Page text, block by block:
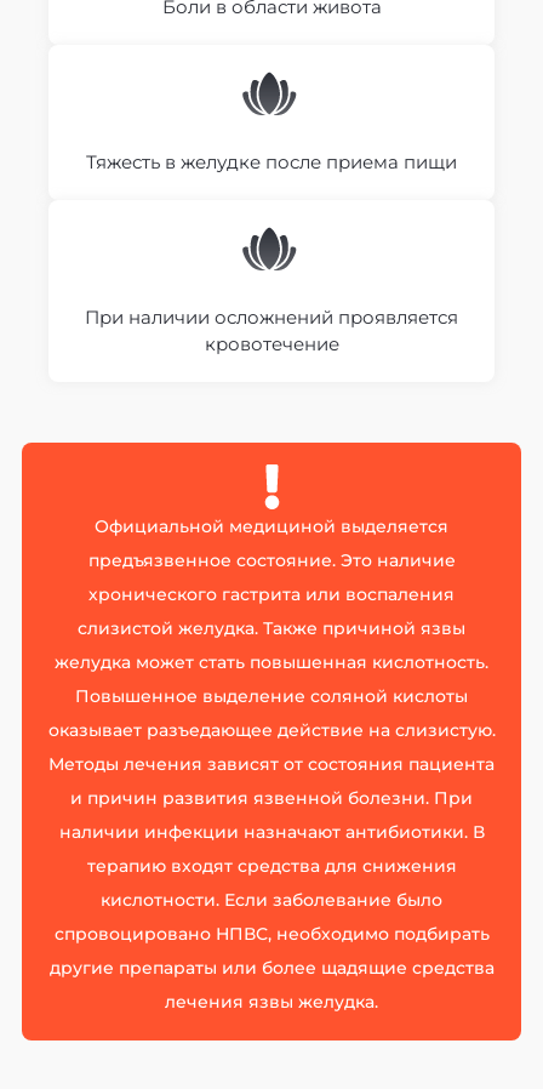
Боли в области живота
Тяжесть в желудке после приема пищи
При наличии осложнений проявляется
кровотечение
Официальной медициной выделяется
предъязвенное состояние. Это наличие
хронического гастрита или воспаления
слизистой желудка. Также причиной язвы
желудка может стать повышенная кислотность.
Повышенное выделение соляной кислоты
оказывает разъедающее действие на слизистую.
Методы лечения зависят от состояния пациента
и причин развития язвенной болезни. При
наличии инфекции назначают антибиотики. В
терапию входят средства для снижения
кислотности. Если заболевание было
спровоцировано НПВС, необходимо подбирать
другие препараты или более щадящие средства
лечения язвы желудка.